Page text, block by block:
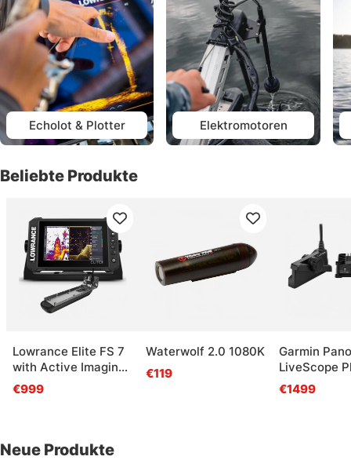
Echolot & Plotter Elektromotoren
Beliebte Produkte
Lowrance Elite FS 7
with Active Imaging
3-in-1
€999
Waterwolf 2.0 1080K
€119
Garmin
LiveScope
34 System
€1499
Neue Produkte